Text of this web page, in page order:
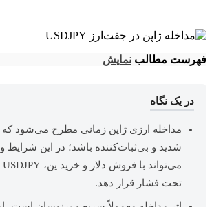
فهرست مطالب نمایش
در یک نگاه
مداخله ارزی ژاپن زمانی مطرح می‌شود
شدید و بی‌ثبات‌کننده باشد؛ در این شرایط
تحت فشار قرار دهد.